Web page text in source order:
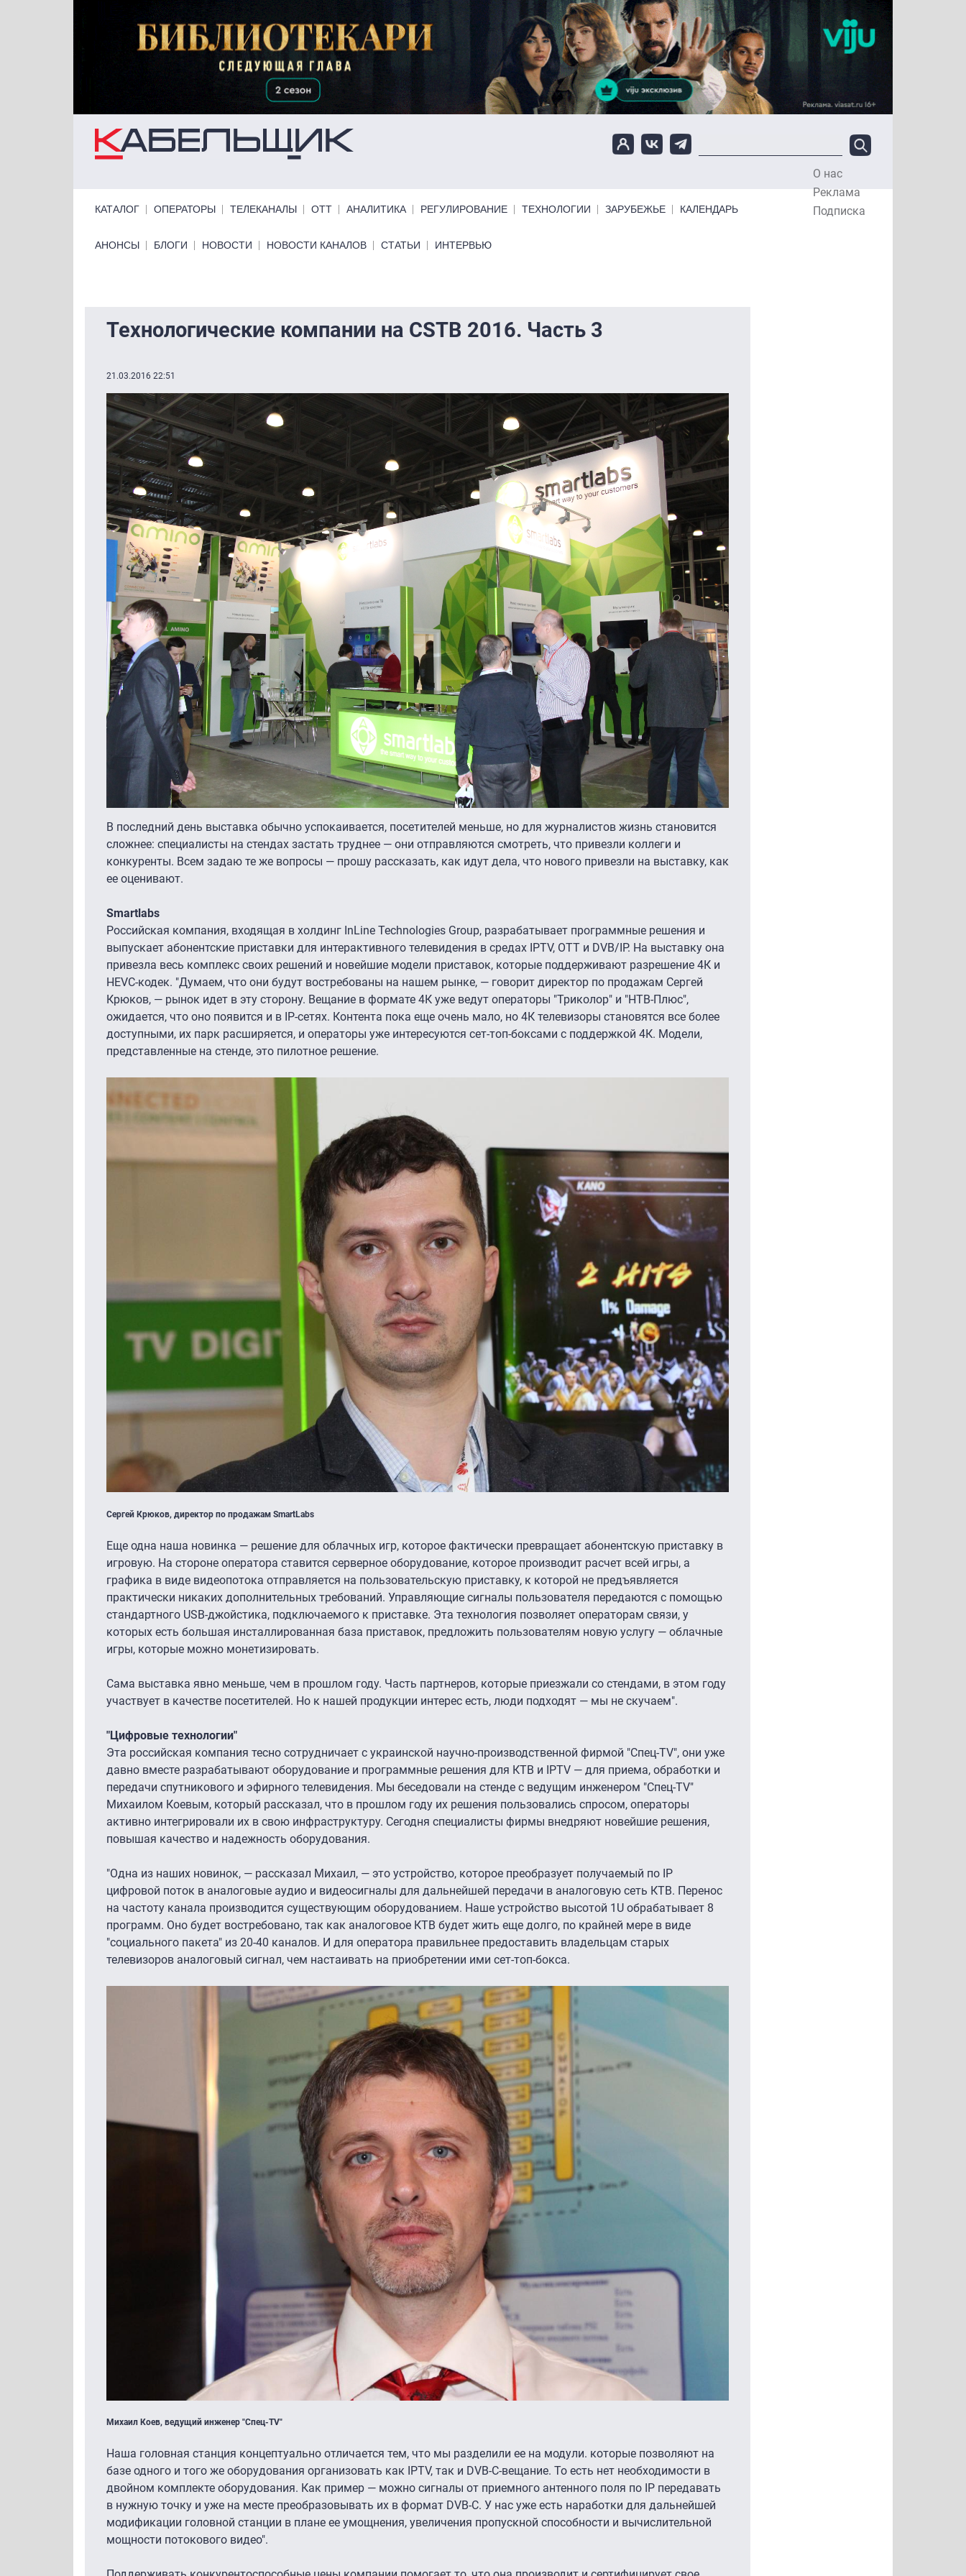
О нас
Реклама
Подписка
КАТАЛОГ ОПЕРАТОРЫ ТЕЛЕКАНАЛЫ ОТТ АНАЛИТИКА РЕГУЛИРОВАНИЕ ТЕХНОЛОГИИ ЗАРУБЕЖЬЕ КАЛЕНДАРЬ
Primary links bottom
АНОНСЫ БЛОГИ НОВОСТИ НОВОСТИ КАНАЛОВ СТАТЬИ ИНТЕРВЬЮ
Технологические компании на CSTB 2016. Часть 3
21.03.2016 22:51
В последний день выставка обычно успокаивается, посетителей меньше, но для журналистов жизнь становится
сложнее: специалисты на стендах застать труднее — они отправляются смотреть, что привезли коллеги и
конкуренты. Всем задаю те же вопросы — прошу рассказать, как идут дела, что нового привезли на выставку, как
ее оценивают.
Smartlabs
Российская компания, входящая в холдинг InLine Technologies Group, разрабатывает программные решения и
выпускает абонентские приставки для интерактивного телевидения в средах IPTV, OTT и DVB/IP. На выставку она
привезла весь комплекс своих решений и новейшие модели приставок, которые поддерживают разрешение 4К и
HEVC-кодек. "Думаем, что они будут востребованы на нашем рынке, — говорит директор по продажам Сергей
Крюков, — рынок идет в эту сторону. Вещание в формате 4К уже ведут операторы "Триколор" и "НТВ-Плюс",
ожидается, что оно появится и в IP-сетях. Контента пока еще очень мало, но 4К телевизоры становятся все более
доступными, их парк расширяется, и операторы уже интересуются сет-топ-боксами с поддержкой 4К. Модели,
представленные на стенде, это пилотное решение.
Сергей Крюков, директор по продажам SmartLabs
Еще одна наша новинка — решение для облачных игр, которое фактически превращает абонентскую приставку в
игровую. На стороне оператора ставится серверное оборудование, которое производит расчет всей игры, а
графика в виде видеопотока отправляется на пользовательскую приставку, к которой не предъявляется
практически никаких дополнительных требований. Управляющие сигналы пользователя передаются с помощью
стандартного USB-джойстика, подключаемого к приставке. Эта технология позволяет операторам связи, у
которых есть большая инсталлированная база приставок, предложить пользователям новую услугу — облачные
игры, которые можно монетизировать.
Сама выставка явно меньше, чем в прошлом году. Часть партнеров, которые приезжали со стендами, в этом году
участвует в качестве посетителей. Но к нашей продукции интерес есть, люди подходят — мы не скучаем".
"Цифровые технологии"
Эта российская компания тесно сотрудничает с украинской научно-производственной фирмой "Спец-TV", они уже
давно вместе разрабатывают оборудование и программные решения для КТВ и IPTV — для приема, обработки и
передачи спутникового и эфирного телевидения. Мы беседовали на стенде с ведущим инженером "Спец-TV"
Михаилом Коевым, который рассказал, что в прошлом году их решения пользовались спросом, операторы
активно интегрировали их в свою инфраструктуру. Сегодня специалисты фирмы внедряют новейшие решения,
повышая качество и надежность оборудования.
"Одна из наших новинок, — рассказал Михаил, — это устройство, которое преобразует получаемый по IP
цифровой поток в аналоговые аудио и видеосигналы для дальнейшей передачи в аналоговую сеть КТВ. Перенос
на частоту канала производится существующим оборудованием. Наше устройство высотой 1U обрабатывает 8
программ. Оно будет востребовано, так как аналоговое КТВ будет жить еще долго, по крайней мере в виде
"социального пакета" из 20-40 каналов. И для оператора правильнее предоставить владельцам старых
телевизоров аналоговый сигнал, чем настаивать на приобретении ими сет-топ-бокса.
Михаил Коев, ведущий инженер "Спец-TV"
Наша головная станция концептуально отличается тем, что мы разделили ее на модули. которые позволяют на
базе одного и того же оборудования организовать как IPTV, так и DVB-C-вещание. То есть нет необходимости в
двойном комплекте оборудования. Как пример — можно сигналы от приемного антенного поля по IP передавать
в нужную точку и уже на месте преобразовывать их в формат DVB-C. У нас уже есть наработки для дальнейшей
модификации головной станции в плане ее умощнения, увеличения пропускной способности и вычислительной
мощности потокового видео".